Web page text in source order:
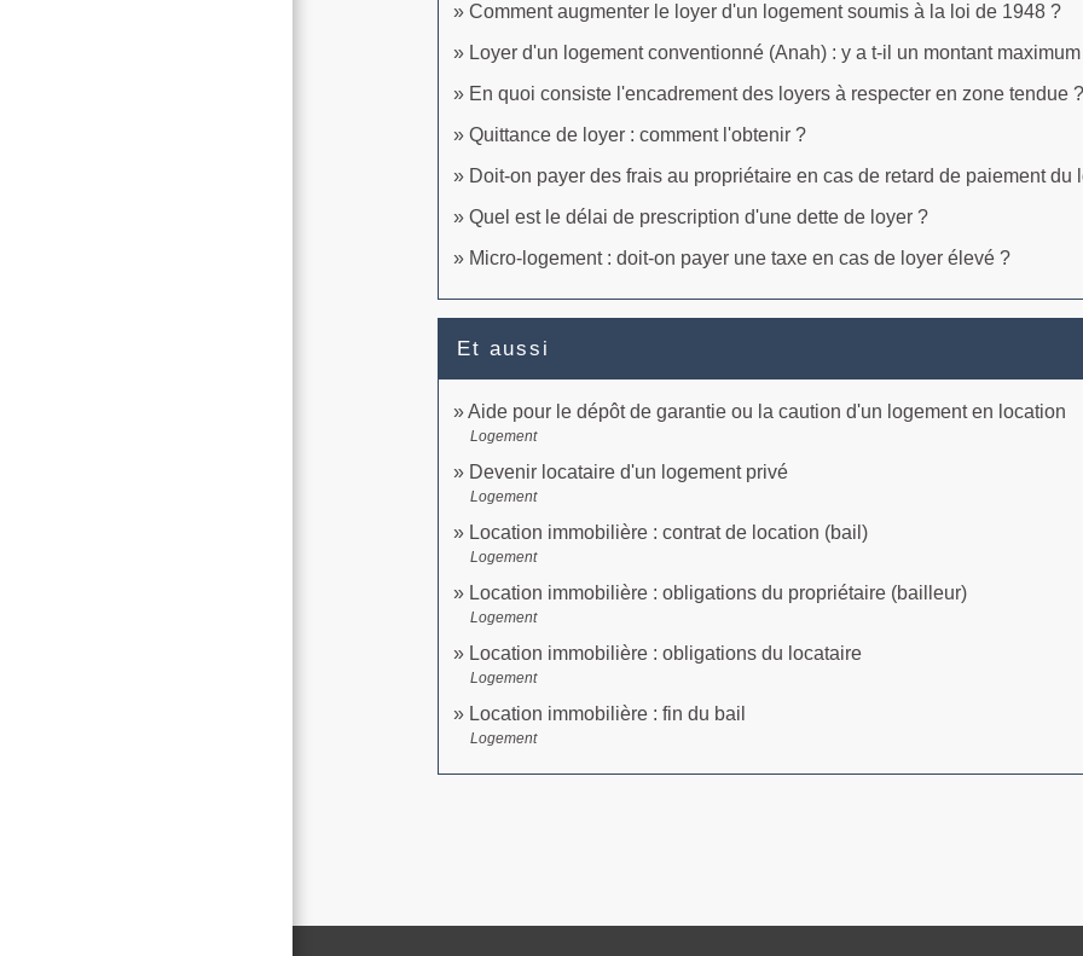
Comment augmenter le loyer d'un logement soumis à la loi de 1948 ?
Loyer d'un logement conventionné (Anah) : y a t-il un montant
En quoi consiste l'encadrement des loyers à respecter en zone tendue ?
Quittance de loyer : comment l'obtenir ?
Doit-on payer des frais au propriétaire en cas de retard de paiement du
Quel est le délai de prescription d'une dette de loyer ?
Micro-logement : doit-on payer une taxe en cas de loyer élevé ?
Et aussi
Aide pour le dépôt de garantie ou la caution d'un logement en location
Logement
Devenir locataire d'un logement privé
Logement
Location immobilière : contrat de location (bail)
Logement
Location immobilière : obligations du propriétaire (bailleur)
Logement
Location immobilière : obligations du locataire
Logement
Location immobilière : fin du bail
Logement